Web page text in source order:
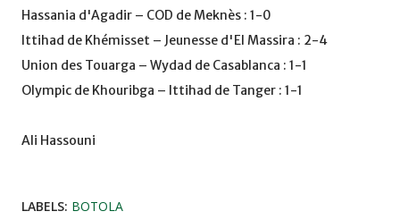
Hassania d'Agadir – COD de Meknès : 1-0
Ittihad de Khémisset – Jeunesse d'El Massira : 2-4
Union des Touarga – Wydad de Casablanca : 1-1
Olympic de Khouribga – Ittihad de Tanger : 1-1
Ali Hassouni
LABELS: BOTOLA